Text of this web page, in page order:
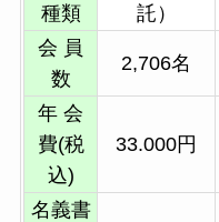
種類
託）
会 員
数
2,706名
年 会
費(税
込)
33.000円
名義書